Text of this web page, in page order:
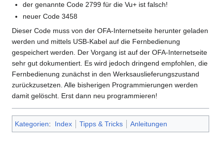
der genannte Code 2799 für die Vu+ ist falsch!
neuer Code 3458
Dieser Code muss von der OFA-Internetseite herunter geladen
werden und mittels USB-Kabel auf die Fernbedienung
gespeichert werden. Der Vorgang ist auf der OFA-Internetseite
sehr gut dokumentiert. Es wird jedoch dringend empfohlen, die
Fernbedienung zunächst in den Werksauslieferungszustand
zurückzusetzen. Alle bisherigen Programmierungen werden
damit gelöscht. Erst dann neu programmieren!
Kategorien: Index Tipps & Tricks Anleitungen